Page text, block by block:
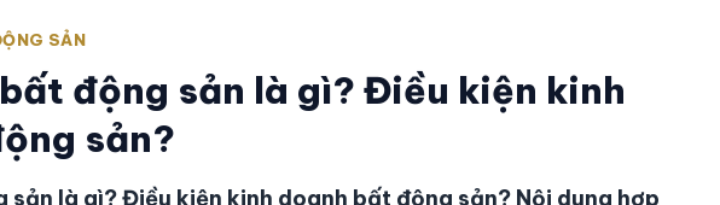
SẢN
động sản là gì? Điều kiện kinh
sản?
sản là gì? Điều kiện kinh doanh bất động sản? Nội dung hợp